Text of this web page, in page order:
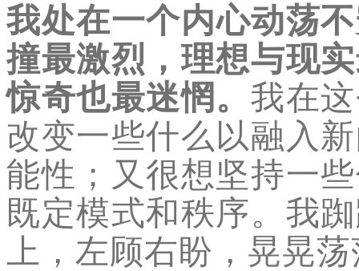
我处在一个内心动荡
撞最激烈，理想与现
惊奇也最迷惘。 我在
改变一些什么以融入
能性；又很想坚持一
既定模式和秩序。我
上，左顾右盼，晃晃